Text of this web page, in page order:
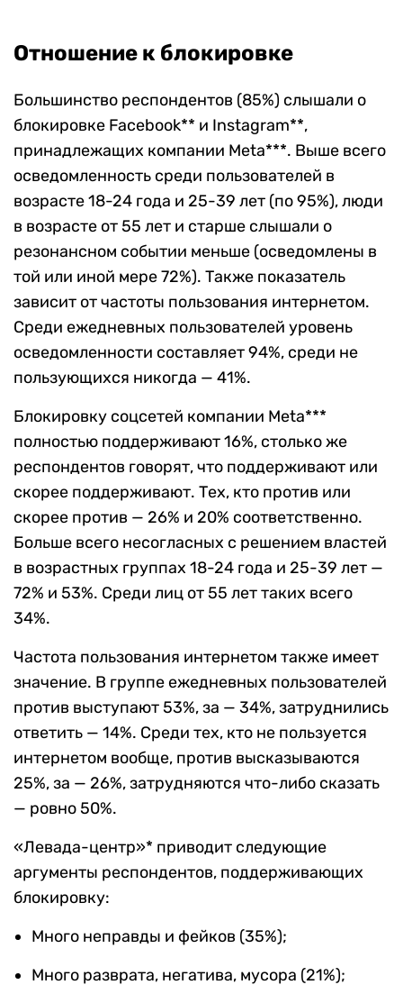
Отношение к блокировке
Большинство респондентов (85%) слышали о
блокировке Facebook** и Instagram**,
принадлежащих компании Meta***. Выше всего
осведомленность среди пользователей в
возрасте 18-24 года и 25-39 лет (по 95%), люди
в возрасте от 55 лет и старше слышали о
резонансном событии меньше (осведомлены в
той или иной мере 72%). Также показатель
зависит от частоты пользования интернетом.
Среди ежедневных пользователей уровень
осведомленности составляет 94%, среди не
пользующихся никогда — 41%.
Блокировку соцсетей компании Meta***
полностью поддерживают 16%, столько же
респондентов говорят, что поддерживают или
скорее поддерживают. Тех, кто против или
скорее против — 26% и 20% соответственно.
Больше всего несогласных с решением властей
в возрастных группах 18-24 года и 25-39 лет —
72% и 53%. Среди лиц от 55 лет таких всего
34%.
Частота пользования интернетом также имеет
значение. В группе ежедневных пользователей
против выступают 53%, за — 34%, затруднились
ответить — 14%. Среди тех, кто не пользуется
интернетом вообще, против высказываются
25%, за — 26%, затрудняются что-либо сказать
— ровно 50%.
«Левада-центр»* приводит следующие
аргументы респондентов, поддерживающих
блокировку:
Много неправды и фейков (35%);
Много разврата, негатива, мусора (21%);